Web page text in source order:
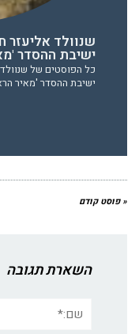
שנוולד אליעזר
ישיבת ההסדר
כל הפוסטים של
ישיבת ההסדר 'מאיר
« פוסט קודם
השארת תגובה